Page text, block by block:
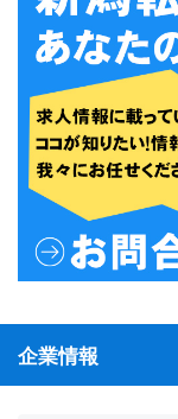
企業情報